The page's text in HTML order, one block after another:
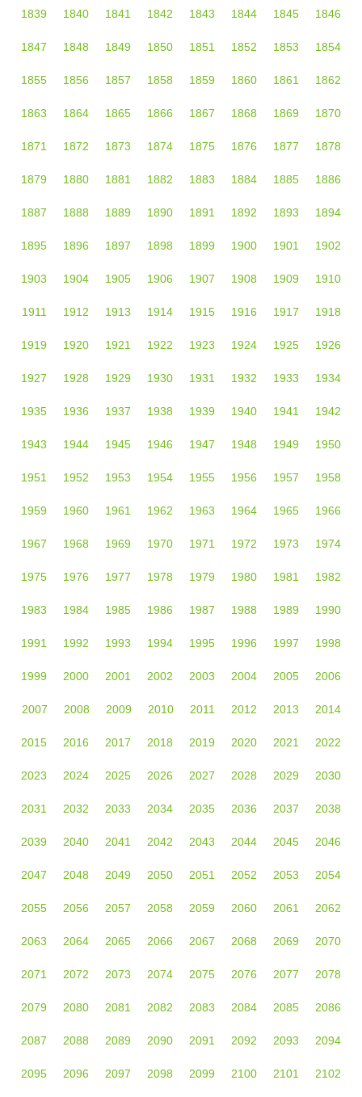
1839 1840 1841 1842 1843 1844 1845 1846
1847 1848 1849 1850 1851 1852 1853 1854
1855 1856 1857 1858 1859 1860 1861 1862
1863 1864 1865 1866 1867 1868 1869 1870
1871 1872 1873 1874 1875 1876 1877 1878
1879 1880 1881 1882 1883 1884 1885 1886
1887 1888 1889 1890 1891 1892 1893 1894
1895 1896 1897 1898 1899 1900 1901 1902
1903 1904 1905 1906 1907 1908 1909 1910
1911 1912 1913 1914 1915 1916 1917 1918
1919 1920 1921 1922 1923 1924 1925 1926
1927 1928 1929 1930 1931 1932 1933 1934
1935 1936 1937 1938 1939 1940 1941 1942
1943 1944 1945 1946 1947 1948 1949 1950
1951 1952 1953 1954 1955 1956 1957 1958
1959 1960 1961 1962 1963 1964 1965 1966
1967 1968 1969 1970 1971 1972 1973 1974
1975 1976 1977 1978 1979 1980 1981 1982
1983 1984 1985 1986 1987 1988 1989 1990
1991 1992 1993 1994 1995 1996 1997 1998
1999 2000 2001 2002 2003 2004 2005 2006
2007 2008 2009 2010 2011 2012 2013 2014
2015 2016 2017 2018 2019 2020 2021 2022
2023 2024 2025 2026 2027 2028 2029 2030
2031 2032 2033 2034 2035 2036 2037 2038
2039 2040 2041 2042 2043 2044 2045 2046
2047 2048 2049 2050 2051 2052 2053 2054
2055 2056 2057 2058 2059 2060 2061 2062
2063 2064 2065 2066 2067 2068 2069 2070
2071 2072 2073 2074 2075 2076 2077 2078
2079 2080 2081 2082 2083 2084 2085 2086
2087 2088 2089 2090 2091 2092 2093 2094
2095 2096 2097 2098 2099 2100 2101 2102